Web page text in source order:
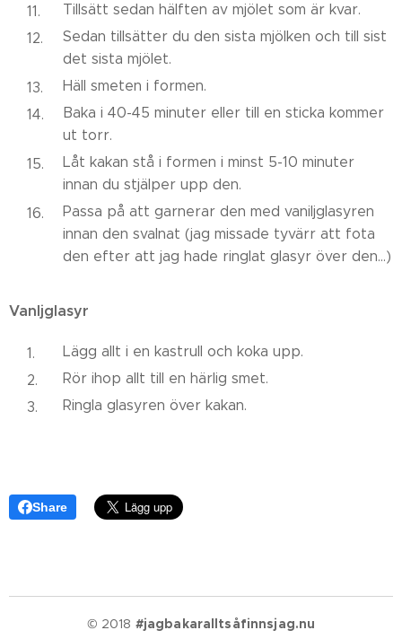
Tillsätt sedan hälften av mjölet som är kvar.
Sedan tillsätter du den sista mjölken och till sist
det sista mjölet.
Häll smeten i formen.
Baka i 40-45 minuter eller till en sticka kommer
ut torr.
Låt kakan stå i formen i minst 5-10 minuter
innan du stjälper upp den.
Passa på att garnerar den med vaniljglasyren
innan den svalnat (jag missade tyvärr att fota
den efter att jag hade ringlat glasyr över den...)
Vanljglasyr
Lägg allt i en kastrull och koka upp.
Rör ihop allt till en härlig smet.
Ringla glasyren över kakan.
Share
© 2018 #jagbakaralltsåfinnsjag.nu